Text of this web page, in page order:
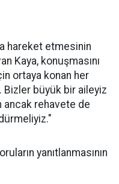
hareket etmesinin
Kaya, konuşmasını
ortaya konan her
Bizler büyük bir aileyiz
rehavete de
yanıtlanmasının